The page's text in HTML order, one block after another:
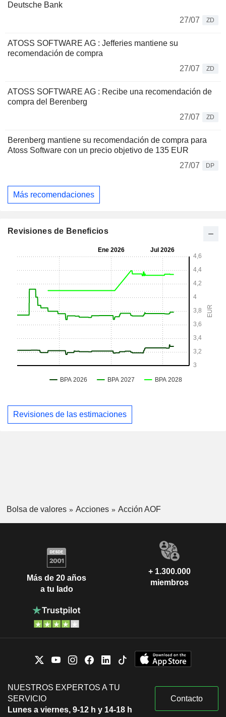
Deutsche Bank
27/07
ZD
ATOSS SOFTWARE AG : Jefferies mantiene su
recomendación de compra
27/07
ZD
ATOSS SOFTWARE AG : Recibe una recomendación de
compra del Berenberg
27/07
ZD
Berenberg mantiene su recomendación de compra para
Atoss Software con un precio objetivo de 135 EUR
27/07
DP
Más recomendaciones
Revisiones de Beneficios
Revisiones de las estimaciones
Bolsa de valores Acciones Acción AOF
Más de 20 años
a tu lado
+ 1.300.000
miembros
NUESTROS EXPERTOS A TU
SERVICIO
Lunes a viernes, 9-12 h y 14-18 h
Contacto